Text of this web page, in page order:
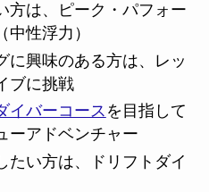
方は、ピーク・パフォー
性浮力）
に興味のある方は、レッ
ブに挑戦
イバーコース を目指して
ーアドベンチャー
たい方は、ドリフトダイ